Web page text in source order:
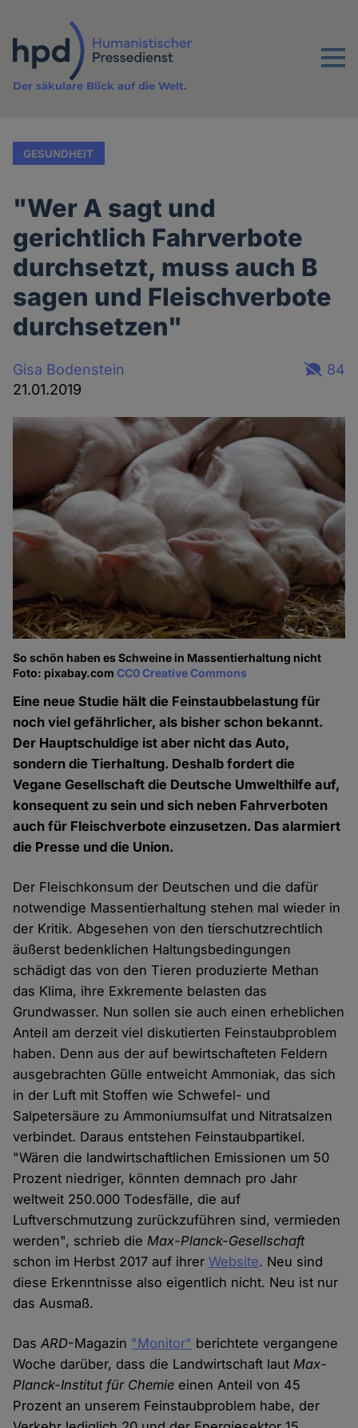
Inhalt
Menu
Der säkulare Blick auf die Welt.
GESUNDHEIT
"Wer A sagt und
gerichtlich Fahrverbote
durchsetzt, muss auch B
sagen und Fleischverbote
durchsetzen"
Gisa Bodenstein
21.01.2019
84
So schön haben es Schweine in Massentierhaltung nicht
Foto: pixabay.comCC0 Creative Commons
Eine neue Studie hält die Feinstaubbelastung für
noch viel gefährlicher, als bisher schon bekannt.
Der Hauptschuldige ist aber nicht das Auto,
sondern die Tierhaltung. Deshalb fordert die
Vegane Gesellschaft die Deutsche Umwelthilfe auf,
konsequent zu sein und sich neben Fahrverboten
auch für Fleischverbote einzusetzen. Das alarmiert
die Presse und die Union.
Der Fleischkonsum der Deutschen und die dafür
notwendige Massentierhaltung stehen mal wieder in
der Kritik. Abgesehen von den tierschutzrechtlich
äußerst bedenklichen Haltungsbedingungen
schädigt das von den Tieren produzierte Methan
das Klima, ihre Exkremente belasten das
Grundwasser. Nun sollen sie auch einen erheblichen
Anteil am derzeit viel diskutierten Feinstaubproblem
haben. Denn aus der auf bewirtschafteten Feldern
ausgebrachten Gülle entweicht Ammoniak, das sich
in der Luft mit Stoffen wie Schwefel- und
Salpetersäure zu Ammoniumsulfat und Nitratsalzen
verbindet. Daraus entstehen Feinstaubpartikel.
"Wären die landwirtschaftlichen Emissionen um 50
Prozent niedriger, könnten demnach pro Jahr
weltweit 250.000 Todesfälle, die auf
Luftverschmutzung zurückzuführen sind, vermieden
werden", schrieb dieMax-Planck-Gesellschaft
schon im Herbst 2017 auf ihrerWebsite. Neu sind
diese Erkenntnisse also eigentlich nicht. Neu ist nur
das Ausmaß.
DasARD-Magazin "Monitor" berichtete vergangene
Woche darüber, dass die Landwirtschaft lautMax-
Planck-Institut für Chemie einen Anteil von 45
Prozent an unserem Feinstaubproblem habe, der